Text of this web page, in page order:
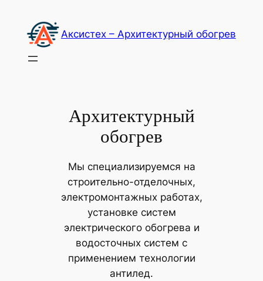
содержимому
Акcистех – Архитектурный обогрев
Архитектурный
обогрев
Мы специализируемся на
строительно-отделочных,
электромонтажных работах,
установке систем
электрического обогрева и
водосточных систем с
применением технологии
антилед.